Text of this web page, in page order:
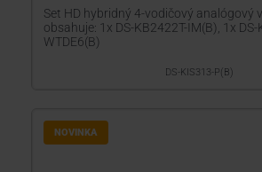
Set HD hybridný 4-vodičový analógový
obsahuje: 1x DS-KB2422T-IM(B), 1x
WTDE6(B)
DS-KIS313-P(B)
NOVINKA